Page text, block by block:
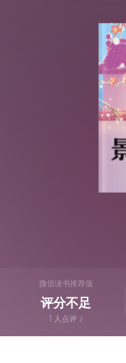
微信读书推荐值
评分不足
人点评